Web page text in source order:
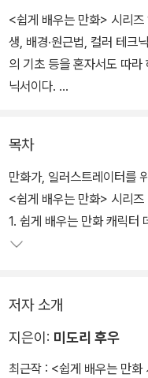
<쉽게 배우는 만화> 시리
생, 배경·원근법, 컬러 테크
의 기초 등을 혼자서도 따
닉서이다.
서들 중 최고의 도서를 엄선
도 최신 해외 데생 비법과
독자 여러분께 계속 소개해
목차
<쉽게 배우는 만화> 시리즈
1. 쉽게 배우는 만화 캐릭터
저자 소개
지은이: 미도리 후우
최근작 : <쉽게 배우는 만